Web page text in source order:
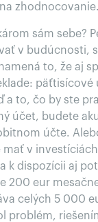
zhodnocovanie.
sám sebe?
v budúcnosti,
to, že aj
päťtisícové
a to, čo by ste
účet, budete
účte.
mať v
k dispozícii aj
200 eur
celých 5 000
problém,